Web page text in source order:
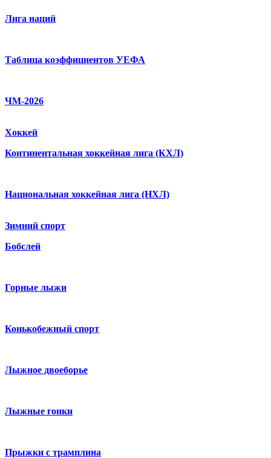
Лига наций
Таблица коэффициентов УЕФА
ЧМ-2026
Хоккей
Континентальная хоккейная лига (КХЛ)
Национальная хоккейная лига (НХЛ)
Зимний спорт
Бобслей
Горные лыжи
Конькобежный спорт
Лыжное двоеборье
Лыжные гонки
Прыжки с трамплина